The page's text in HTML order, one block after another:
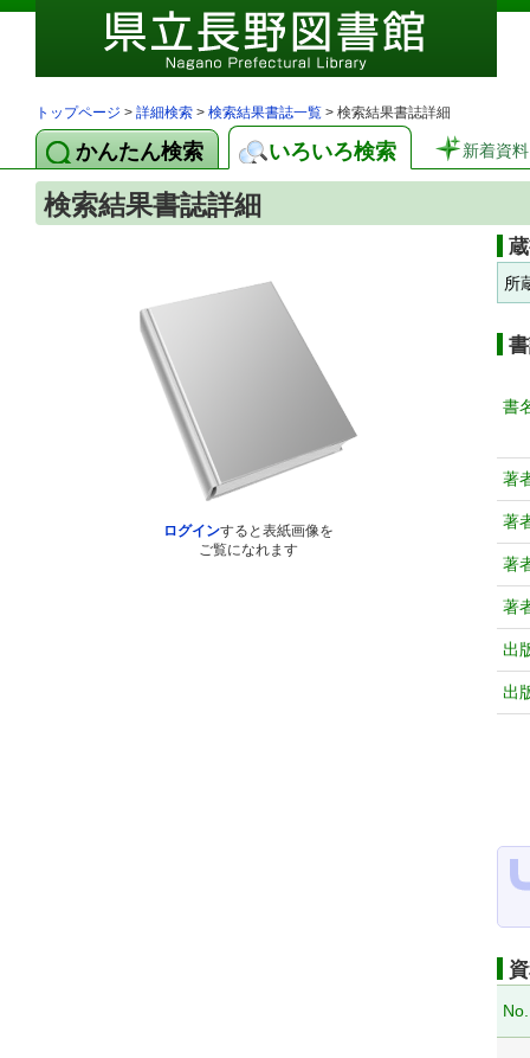
トップページ > 詳細検索 > 検索結果書誌一覧 > 検索結果書誌詳細
かんたん検索 いろいろ検索 新着資料
検索結果書誌詳細
ログインすると表紙画像を
ご覧になれます
所
書
著
著
著
著
出
出
No.